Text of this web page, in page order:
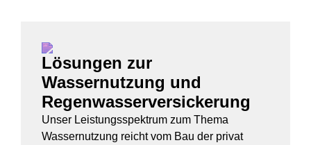
Lösungen zur
Wassernutzung und
Regenwasserversickerung
Unser Leistungsspektrum zum Thema
Wassernutzung reicht vom Bau der privat